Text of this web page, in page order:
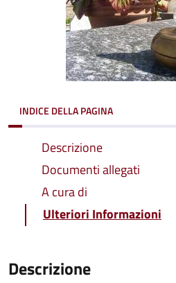
INDICE DELLA PAGINA
Descrizione
Documenti allegati
A cura di
Ulteriori Informazioni
Descrizione